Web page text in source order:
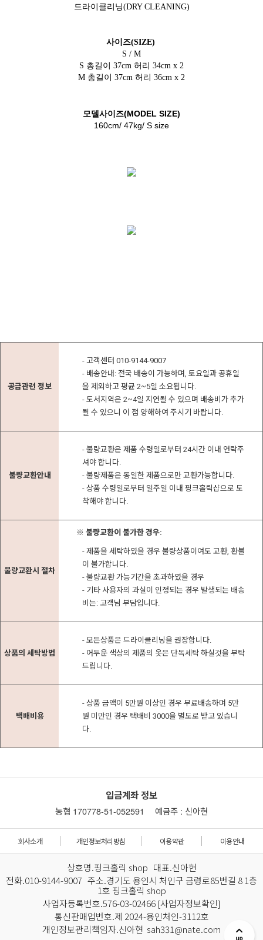
드라이클리닝(DRY CLEANING)
사이즈(SIZE)
S / M
S 총길이 37cm 허리 34cm x 2
M 총길이 37cm 허리 36cm x 2
모델사이즈(MODEL SIZE)
160cm/ 47kg/ S size
공급관련 정보
- 고객센터 010-9144-9007
- 배송안내: 전국 배송이 가능하며, 토요일과 공휴일
을 제외하고 평균 2~5일 소요됩니다.
- 도서지역은 2~4일 지연될 수 있으며 배송비가 추가
될 수 있으니 이 점 양해하여 주시기 바랍니다.
불량교환안내
- 불량교환은 제품 수령일로부터 24시간 이내 연락주
셔야 합니다.
- 불량제품은 동일한 제품으로만 교환가능합니다.
- 상품 수령일로부터 일주일 이내 핑크홀릭샵으로 도
착해야 합니다.
불량교환시 절차
※ 불량교환이 불가한 경우:
- 제품을 세탁하였을 경우 불량상품이여도 교환, 환불
이 불가합니다.
- 불량교환 가능기간을 초과하였을 경우
- 기타 사용자의 과실이 인정되는 경우 발생되는 배송
비는: 고객님 부담입니다.
상품의 세탁방법
- 모든상품은 드라이클리닝을 권장합니다.
- 어두운 색상의 제품의 옷은 단독세탁 하실것을 부탁
드립니다.
택배비용
- 상품 금액이 5만원 이상인 경우 무료배송하며 5만
원 미만인 경우 택배비 3000을 별도로 받고 있습니
다.
입금계좌 정보
농협 170778-51-052591 예금주 : 신아현
회사소개 개인정보처리방침 이용약관 이용안내
상호명.핑크홀릭 shop 대표.신아현
전화.010-9144-9007 주소.경기도 용인시 처인구 금령로85번길 8 1층
1호 핑크홀릭 shop
사업자등록번호.576-03-02466 [사업자정보확인]
통신판매업번호.제 2024-용인처인-3112호
개인정보관리책임자.신아현 sah331@nate.com